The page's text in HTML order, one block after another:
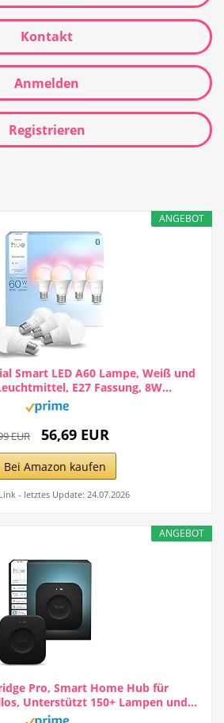
Kontakt
Anmelden
Registrieren
ANGEBOT
Smart LED A60 Lampe, Weiß und
E27 Fassung, 8W...
EUR 56,69 EUR
Bei Amazon kaufen
- letztes Update: 24.07.2026
ANGEBOT
Pro, Smart Home Hub für
Unterstützt 150+ Lampen und...